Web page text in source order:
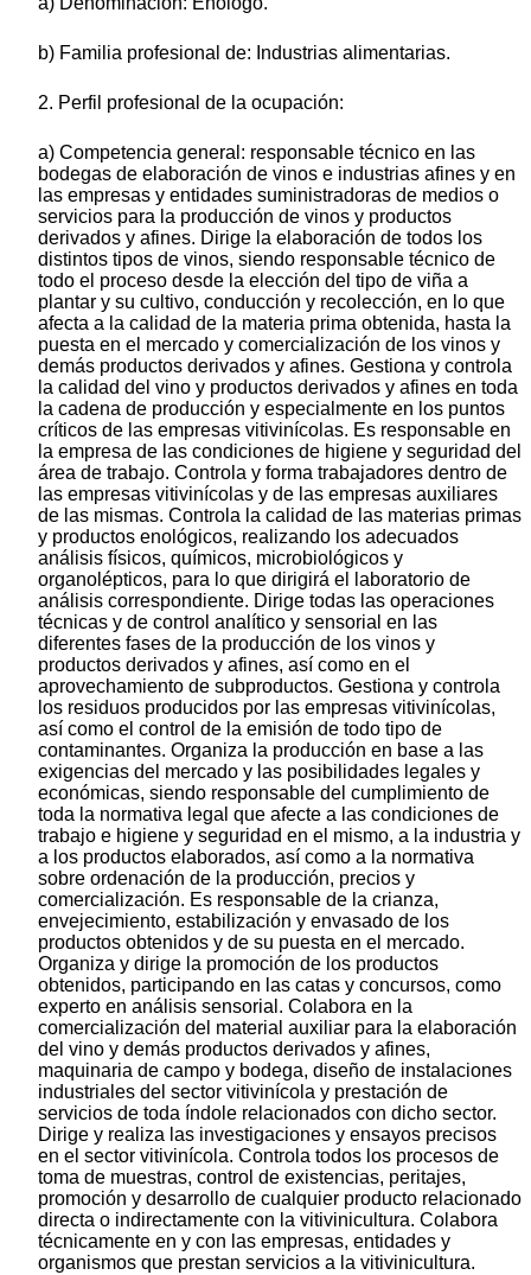
b) Familia profesional de: Industrias alimentarias.
2. Perfil profesional de la ocupación:
a) Competencia general: responsable técnico en las
bodegas de elaboración de vinos e industrias afines y en
las empresas y entidades suministradoras de medios o
servicios para la producción de vinos y productos
derivados y afines. Dirige la elaboración de todos los
distintos tipos de vinos, siendo responsable técnico de
todo el proceso desde la elección del tipo de viña a
plantar y su cultivo, conducción y recolección, en lo que
afecta a la calidad de la materia prima obtenida, hasta la
puesta en el mercado y comercialización de los vinos y
demás productos derivados y afines. Gestiona y controla
la calidad del vino y productos derivados y afines en toda
la cadena de producción y especialmente en los puntos
críticos de las empresas vitivinícolas. Es responsable en
la empresa de las condiciones de higiene y seguridad del
área de trabajo. Controla y forma trabajadores dentro de
las empresas vitivinícolas y de las empresas auxiliares
de las mismas. Controla la calidad de las materias primas
y productos enológicos, realizando los adecuados
análisis físicos, químicos, microbiológicos y
organolépticos, para lo que dirigirá el laboratorio de
análisis correspondiente. Dirige todas las operaciones
técnicas y de control analítico y sensorial en las
diferentes fases de la producción de los vinos y
productos derivados y afines, así como en el
aprovechamiento de subproductos. Gestiona y controla
los residuos producidos por las empresas vitivinícolas,
así como el control de la emisión de todo tipo de
contaminantes. Organiza la producción en base a las
exigencias del mercado y las posibilidades legales y
económicas, siendo responsable del cumplimiento de
toda la normativa legal que afecte a las condiciones de
trabajo e higiene y seguridad en el mismo, a la industria y
a los productos elaborados, así como a la normativa
sobre ordenación de la producción, precios y
comercialización. Es responsable de la crianza,
envejecimiento, estabilización y envasado de los
productos obtenidos y de su puesta en el mercado.
Organiza y dirige la promoción de los productos
obtenidos, participando en las catas y concursos, como
experto en análisis sensorial. Colabora en la
comercialización del material auxiliar para la elaboración
del vino y demás productos derivados y afines,
maquinaria de campo y bodega, diseño de instalaciones
industriales del sector vitivinícola y prestación de
servicios de toda índole relacionados con dicho sector.
Dirige y realiza las investigaciones y ensayos precisos
en el sector vitivinícola. Controla todos los procesos de
toma de muestras, control de existencias, peritajes,
promoción y desarrollo de cualquier producto relacionado
directa o indirectamente con la vitivinicultura. Colabora
técnicamente en y con las empresas, entidades y
organismos que prestan servicios a la vitivinicultura.